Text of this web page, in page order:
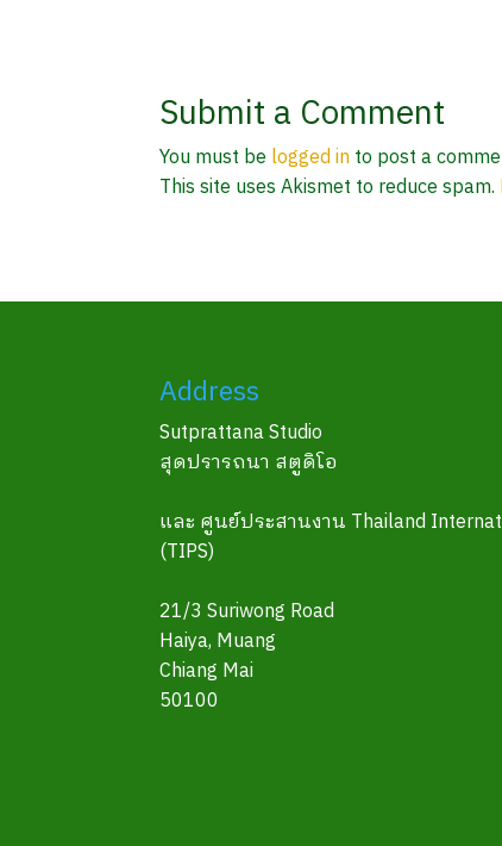
Submit a Comment
You must be logged into post a
This site uses Akismet to reduce spam.
Address
Sutprattana Studio
สุดปรารถนา สตูดิโอ
และ ศูนย์ประสานงาน Thailand
(TIPS)
21/3 Suriwong Road
Haiya, Muang
Chiang Mai
50100